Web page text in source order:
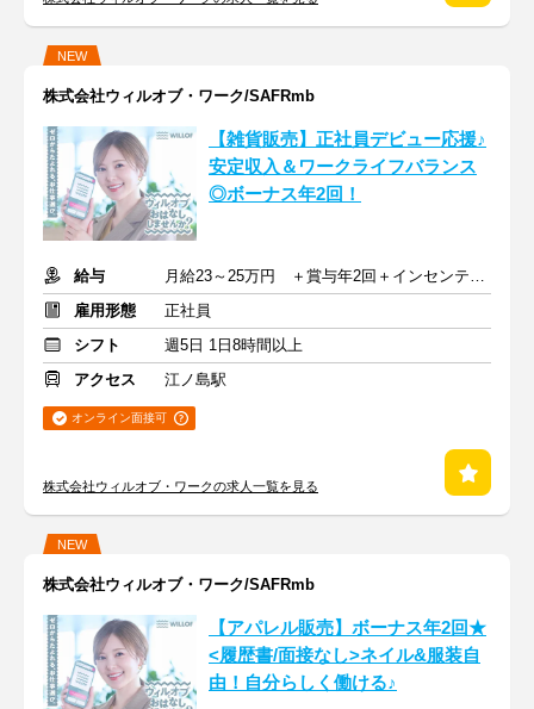
NEW
株式会社ウィルオブ・ワーク/SAFRmb
【雑貨販売】正社員デビュー応援♪
安定収入＆ワークライフバランス
◎ボーナス年2回！
給与
月給23～25万円 ＋賞与年2回＋インセンティブ＋交通費
雇用形態
正社員
シフト
週5日 1日8時間以上
アクセス
江ノ島駅
オンライン面接可
株式会社ウィルオブ・ワークの求人一覧を見る
NEW
株式会社ウィルオブ・ワーク/SAFRmb
【アパレル販売】ボーナス年2回★
<履歴書/面接なし>ネイル&服装自
由！自分らしく働ける♪